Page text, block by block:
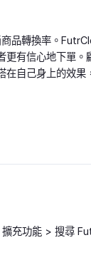
品轉換率。
更有信心地下單。
在自己身上的效果
充功能 > 搜尋